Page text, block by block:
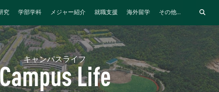
究 学部学科 メジャー紹介 就職支援 海外留学 その他...
キャンパスライフ
Life